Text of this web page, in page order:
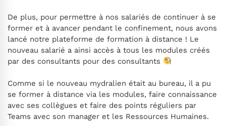
De plus, pour permettre à nos salariés de continuer à se
former et à avancer pendant le confinement, nous avons
lancé notre plateforme de formation à distance ! Le
nouveau salarié a ainsi accès à tous les modules créés
par des consultants pour des consultants
Comme si le nouveau mydralien était au bureau, il a pu
se former à distance via les modules, faire connaissance
avec ses collègues et faire des points réguliers par
Teams avec son manager et les Ressources Humaines.